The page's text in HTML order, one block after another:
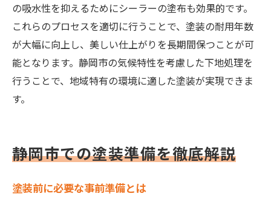
の吸水性を抑えるためにシーラーの塗布も効果的です。
これらのプロセスを適切に行うことで、塗装の耐用年数
が大幅に向上し、美しい仕上がりを長期間保つことが可
能となります。静岡市の気候特性を考慮した下地処理を
行うことで、地域特有の環境に適した塗装が実現できま
す。
静岡市での塗装準備を徹底解説
塗装前に必要な事前準備とは